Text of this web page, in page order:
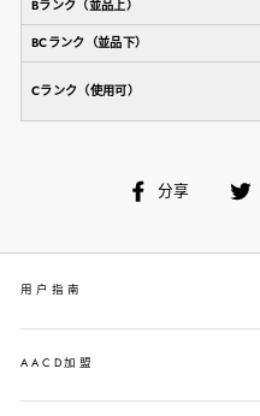
Bランク（並品上）
BCランク（並品下）
Cランク（使用可）
分享
用户指南
AACD加盟